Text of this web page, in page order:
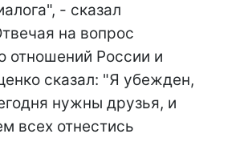
- сказал
на вопрос
отношений России и
сказал: "Я убежден,
нужны друзья, и
всех отнестись